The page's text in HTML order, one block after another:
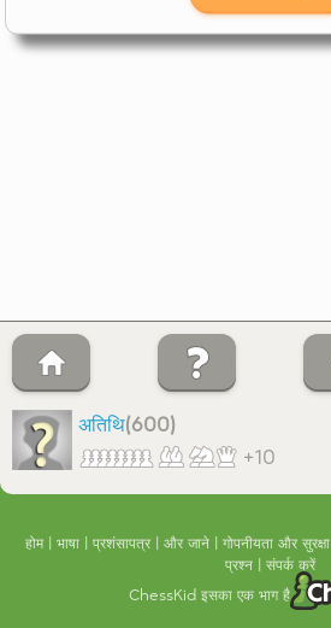
अतिथि(600)
+10
होम भाषा प्रशंसापत्र और जाने गोपनीयता और सुरक्षा
प्रश्न
संपर्क करें
ChessKid इसका एक भाग है